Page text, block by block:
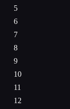
5
6
7
8
9
10
11
12